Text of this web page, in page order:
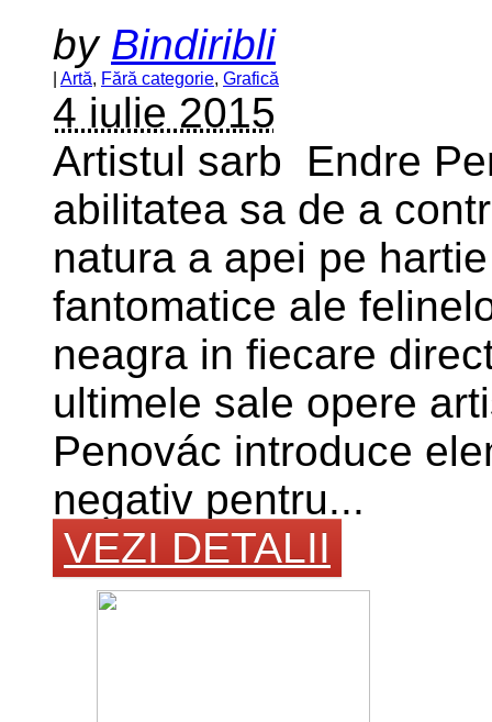
by Bindiribli
Artă, Fără categorie, Grafică
4 iulie 2015
Artistul sarb Endre
abilitatea sa de a
natura a apei pe
fantomatice ale
neagra in fiecare
ultimele sale opere
Penovác introduce
negativ pentru...
VEZI DETALII